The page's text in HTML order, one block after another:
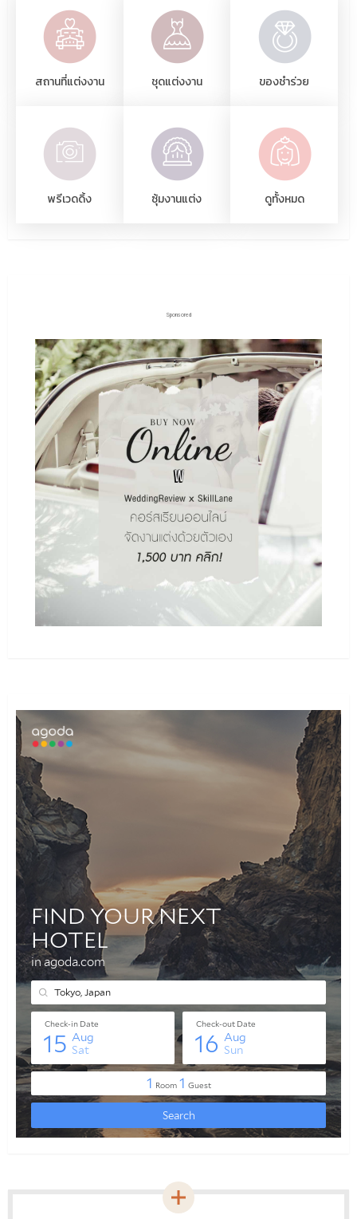
สถานที่แต่งงาน ชุดแต่งงาน ของชำร่วย
พรีเวดดิ้ง ซุ้มงานแต่ง ดูทั้งหมด
Sponsored